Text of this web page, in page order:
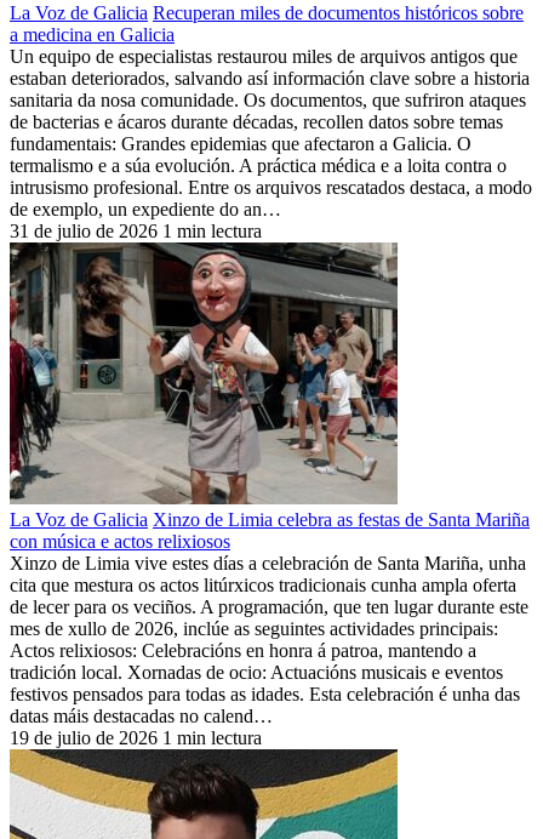
La Voz de Galicia Recuperan miles de documentos históricos sobre
a medicina en Galicia
Un equipo de especialistas restaurou miles de arquivos antigos que
estaban deteriorados, salvando así información clave sobre a historia
sanitaria da nosa comunidade. Os documentos, que sufriron ataques
de bacterias e ácaros durante décadas, recollen datos sobre temas
fundamentais: Grandes epidemias que afectaron a Galicia. O
termalismo e a súa evolución. A práctica médica e a loita contra o
intrusismo profesional. Entre os arquivos rescatados destaca, a modo
de exemplo, un expediente do an…
31 de julio de 2026 1 min lectura
La Voz de Galicia Xinzo de Limia celebra as festas de Santa Mariña
con música e actos relixiosos
Xinzo de Limia vive estes días a celebración de Santa Mariña, unha
cita que mestura os actos litúrxicos tradicionais cunha ampla oferta
de lecer para os veciños. A programación, que ten lugar durante este
mes de xullo de 2026, inclúe as seguintes actividades principais:
Actos relixiosos: Celebracións en honra á patroa, mantendo a
tradición local. Xornadas de ocio: Actuacións musicais e eventos
festivos pensados para todas as idades. Esta celebración é unha das
datas máis destacadas no calend…
19 de julio de 2026 1 min lectura